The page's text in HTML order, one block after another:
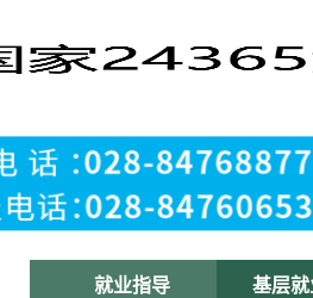
就业指导 基层